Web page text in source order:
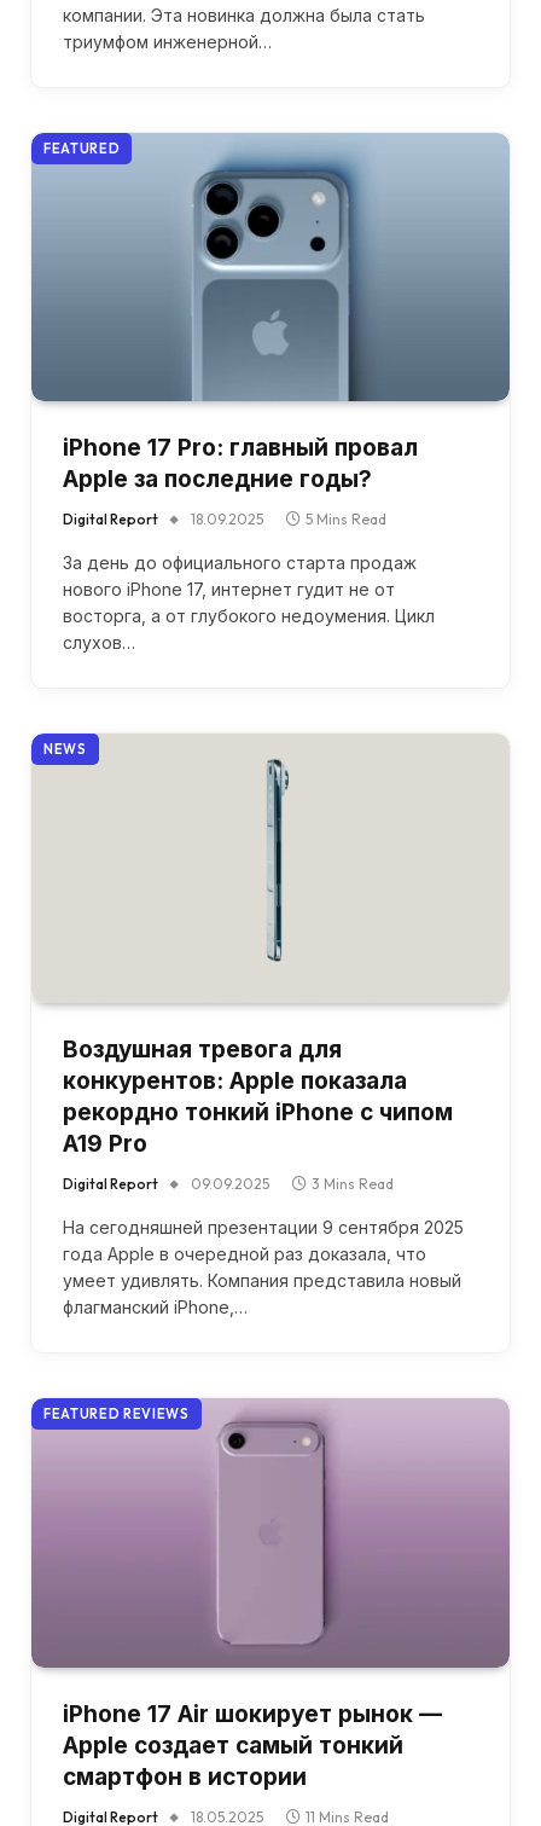
компании. Эта новинка должна была стать
триумфом инженерной…
FEATURED
iPhone 17 Pro: главный провал
Apple за последние годы?
Digital Report 18.09.2025 5 Mins Read
За день до официального старта продаж
нового iPhone 17, интернет гудит не от
восторга, а от глубокого недоумения. Цикл
слухов…
NEWS
Воздушная тревога для
конкурентов: Apple показала
рекордно тонкий iPhone с чипом
A19 Pro
Digital Report 09.09.2025 3 Mins Read
На сегодняшней презентации 9 сентября 2025
года Apple в очередной раз доказала, что
умеет удивлять. Компания представила новый
флагманский iPhone,…
FEATURED REVIEWS
iPhone 17 Air шокирует рынок —
Apple создает самый тонкий
смартфон в истории
Digital Report 18.05.2025 11 Mins Read